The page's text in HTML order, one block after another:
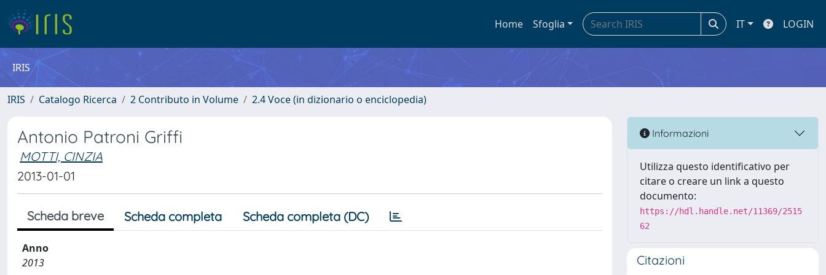
Home Sfoglia IT LOGIN
IRIS
IRIS Catalogo Ricerca 2 Contributo in Volume 2.4 Voce (in dizionario o enciclopedia)
Antonio Patroni Griffi
MOTTI, CINZIA
2013-01-01
Scheda breve Scheda completa Scheda completa (DC)
Anno
2013
Informazioni
Utilizza questo identificativo per
citare o creare un link a questo
documento:
https://hdl.handle.net/11369/2515
62
Citazioni